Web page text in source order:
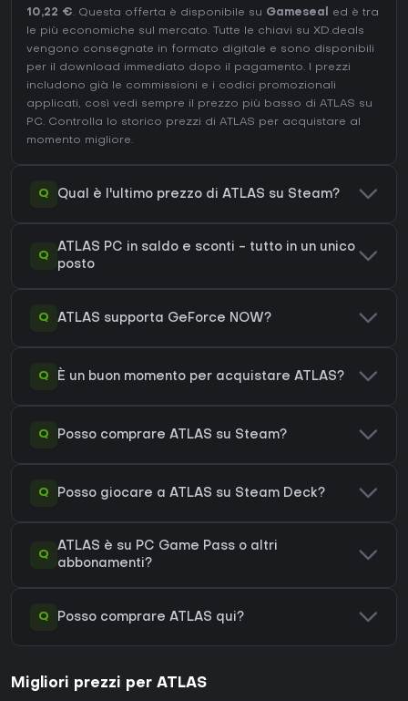
10,22 €. Questa offerta è disponibile su Gameseal
ed è tra
le più economiche sul mercato. Tutte le chiavi su XD.deals
vengono consegnate in formato digitale e sono disponibili
per il download immediato dopo il pagamento. I prezzi
includono già le commissioni e i codici promozionali
applicati, così vedi sempre il prezzo più basso di ATLAS su
PC. Controlla lo storico prezzi di ATLAS per acquistare al
momento migliore.
Q Qual è l'ultimo prezzo di ATLAS su Steam?
Q
ATLAS PC in saldo e sconti - tutto in un unico
posto
Q ATLAS supporta GeForce NOW?
Q È un buon momento per acquistare ATLAS?
Q Posso comprare ATLAS su Steam?
Q Posso giocare a ATLAS su Steam Deck?
Q
ATLAS è su PC Game Pass o altri
abbonamenti?
Q Posso comprare ATLAS qui?
Migliori prezzi per ATLAS